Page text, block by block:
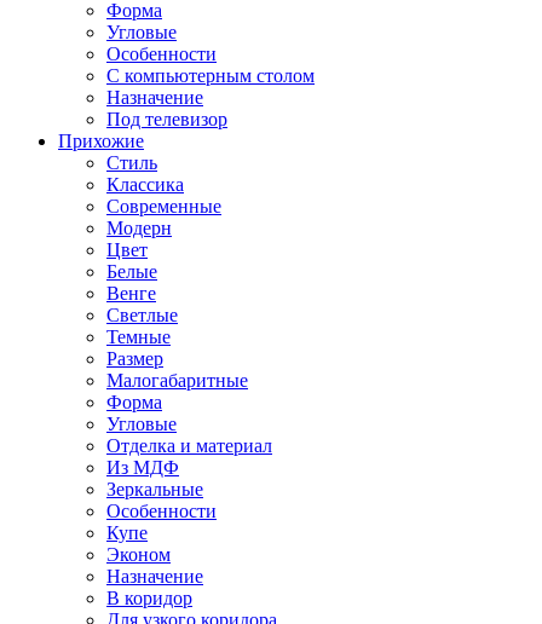
Форма
Угловые
Особенности
С компьютерным столом
Назначение
Под телевизор
Прихожие
Стиль
Классика
Современные
Модерн
Цвет
Белые
Венге
Светлые
Темные
Размер
Малогабаритные
Форма
Угловые
Отделка и материал
Из МДФ
Зеркальные
Особенности
Купе
Эконом
Назначение
В коридор
Для узкого коридора